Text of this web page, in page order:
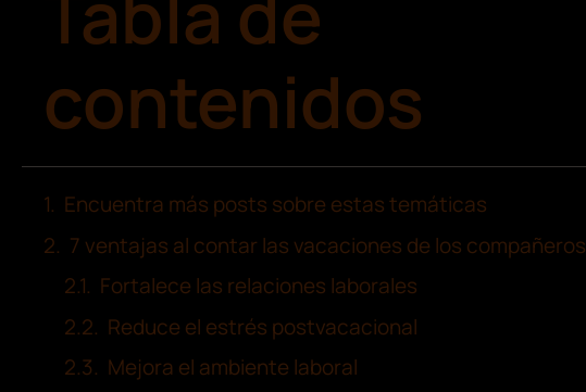
contenidos
Encuentra más posts sobre estas temáticas
7 ventajas al contar las vacaciones de los compañeros
Fortalece las relaciones laborales
Reduce el estrés postvacacional
Mejora el ambiente laboral